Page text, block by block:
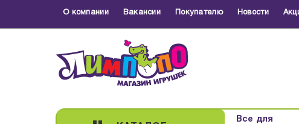
О компании Вакансии Покупателю Новости
Все для